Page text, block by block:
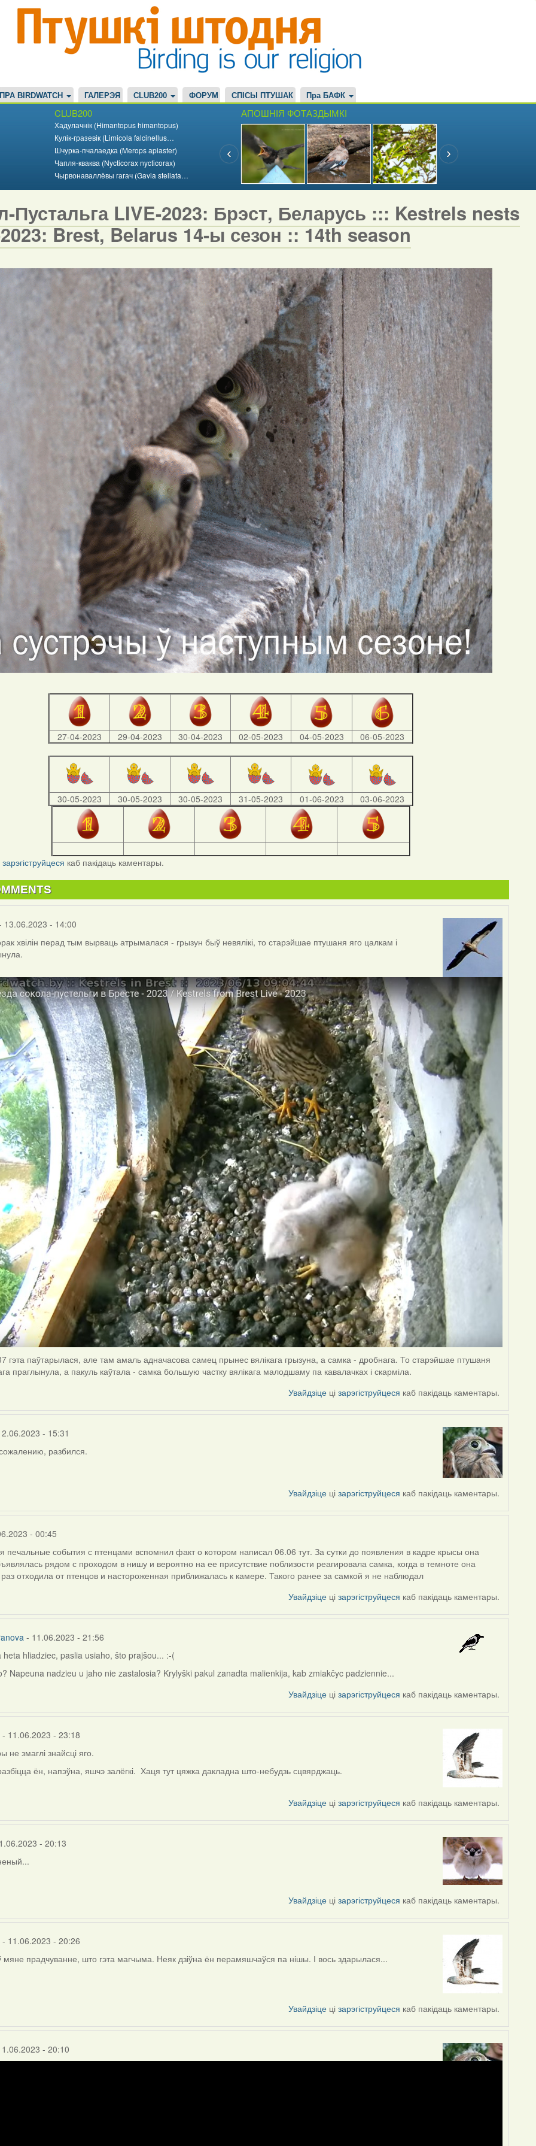
ПРА BIRDWATCH ГАЛЕРЭЯ CLUB200 ФОРУМ СПІСЫ ПТУШАК Пра БАФК
CLUB200
Хадулачнік (Himantopus himantopus)
Кулік-гразевік (Limicola falcinellus…
Шчурка-пчалаедка (Merops apiaster)
Чапля-кваква (Nycticorax nycticorax)
Чырвонаваллёвы гагач (Gavia stellata…
АПОШНІЯ ФОТАЗДЫМКІ
Пустальга LIVE-2023: Брэст, Беларусь ::: Kestrels nests
Brest, Belarus 14-ы сезон :: 14th season
27-04-2023 29-04-2023 30-04-2023 02-05-2023 04-05-2023 06-05-2023
30-05-2023 30-05-2023 30-05-2023 31-05-2023 01-06-2023 03-06-2023
зарэгіструйцеся каб пакідаць каментары.
- 14:00
хвілін перад тым вырваць атрымалася - грызун быў невялікі, то старэйшае птушаня яго цалкам і
гэта паўтарылася, але там амаль адначасова самец прынес вялікага грызуна, а самка - дробнага. То старэйшае птушаня
праглынула, а пакуль каўтала - самка большую частку вялікага малодшаму па кавалачках і скарміла.
Увайдзіце цізарэгіструйцеся каб пакідаць каментары.
- 15:31
разбился.
Увайдзіце цізарэгіструйцеся каб пакідаць каментары.
- 00:45
печальные события с птенцами вспомнил факт о котором написал 06.06 тут. За сутки до появления в кадре крысы она
рядом с проходом в нишу и вероятно на ее присутствие поблизости реагировала самка, когда в темноте она
раз отходила от птенцов и настороженная приближалась к камере. Такого ранее за самкой я не наблюдал
Увайдзіце цізарэгіструйцеся каб пакідаць каментары.
- 11.06.2023 - 21:56
heta hliadziec, paslia usiaho, što prajšou... :-(
Napeuna nadzieu u jaho nie zastalosia? Krylyški pakul zanadta malienkija, kab zmiakčyc padziennie...
Увайдзіце цізарэгіструйцеся каб пакідаць каментары.
- 11.06.2023 - 23:18
не змаглі знайсці яго.
ён, напэўна, яшчэ залёгкі. Хаця тут цяжка дакладна што-небудзь сцвярджаць.
Увайдзіце цізарэгіструйцеся каб пакідаць каментары.
- 20:13
Увайдзіце цізарэгіструйцеся каб пакідаць каментары.
- 11.06.2023 - 20:26
прадчуванне, што гэта магчыма. Неяк дзіўна ён перамяшчаўся па нішы. І вось здарылася...
Увайдзіце цізарэгіструйцеся каб пакідаць каментары.
- 20:10